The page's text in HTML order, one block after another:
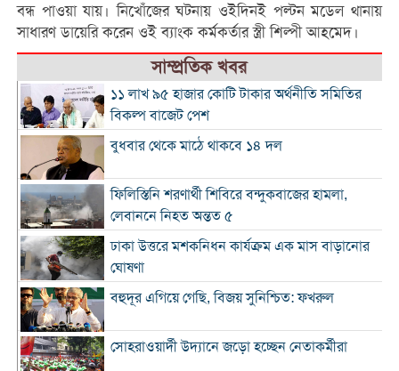
বন্ধ পাওয়া যায়। নিখোঁজের ঘটনায় ওইদিনই পল্টন মডেল থানায়
সাধারণ ডায়েরি করেন ওই ব্যাংক কর্মকর্তার স্ত্রী শিল্পী আহমেদ।
সাম্প্রতিক খবর
১১ লাখ ৯৫ হাজার কোটি টাকার অর্থনীতি সমিতির
বিকল্প বাজেট পেশ
বুধবার থেকে মাঠে থাকবে ১৪ দল
ফিলিস্তিনি শরণার্থী শিবিরে বন্দুকবাজের হামলা,
লেবাননে নিহত অন্তত ৫
ঢাকা উত্তরে মশকনিধন কার্যক্রম এক মাস বাড়ানোর
ঘোষণা
বহুদূর এগিয়ে গেছি, বিজয় সুনিশ্চিত: ফখরুল
সোহরাওয়ার্দী উদ্যানে জড়ো হচ্ছেন নেতাকর্মীরা